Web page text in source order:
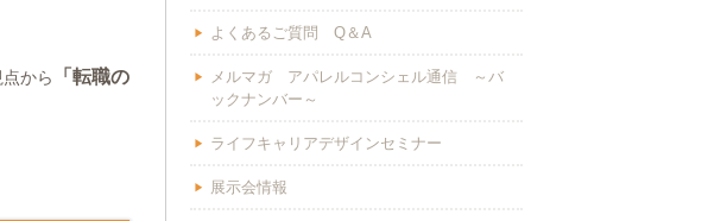
から
「転職の
よくあるご質問 Q＆A
メルマガ アパレルコンシェル通信 ～バ
ックナンバー～
ライフキャリアデザインセミナー
展示会情報